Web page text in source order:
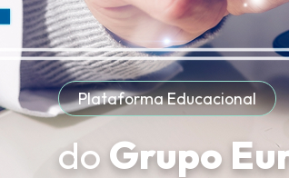
Plataforma Educacional
doGrupo